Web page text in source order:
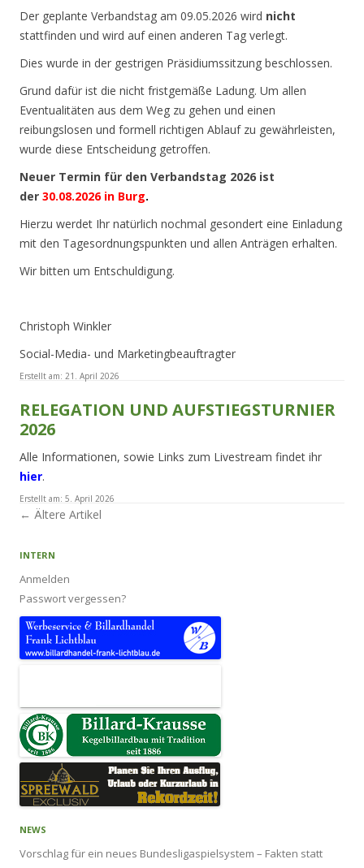
Der geplante Verbandstag am 09.05.2026 wird nicht
stattfinden und wird auf einen anderen Tag verlegt.
Dies wurde in der gestrigen Präsidiumssitzung beschlossen.
Grund dafür ist die nicht fristgemäße Ladung. Um allen
Eventualitäten aus dem Weg zu gehen und einen
reibungslosen und formell richtigen Ablauf zu gewährleisten,
wurde diese Entscheidung getroffen.
Neuer Termin für den Verbandstag 2026 ist
der 30.08.2026 in Burg.
Hierzu werdet Ihr natürlich nochmal gesondert eine Einladung
mit den Tagesordnungspunkten und allen Anträgen erhalten.
Wir bitten um Entschuldigung.
Christoph Winkler
Social-Media- und Marketingbeauftragter
Erstellt am: 21. April 2026
RELEGATION UND AUFSTIEGSTURNIER
2026
Alle Informationen, sowie Links zum Livestream findet ihr
hier.
Erstellt am: 5. April 2026
Artikel-Navigation
← Ältere Artikel
INTERN
Anmelden
Passwort vergessen?
NEWS
Vorschlag für ein neues Bundesligaspielsystem – Fakten statt